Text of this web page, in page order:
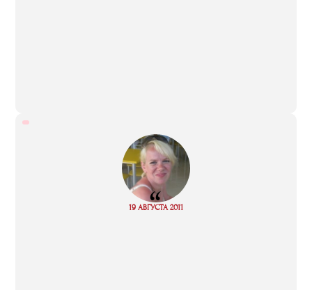
“
19 АВГУСТА 2011
Read